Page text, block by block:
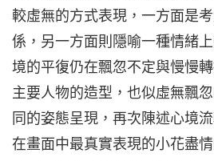
較虛無的方式表現，一方面是
係，另一方面則隱喻一種情緒
境的平復仍在飄忽不定與慢慢
主要人物的造型，也似虛無飄
同的姿態呈現，再次陳述心境
在畫面中最真實表現的小花盡